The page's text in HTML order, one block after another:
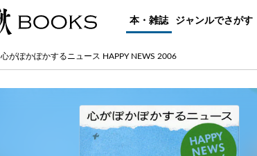
本・雑誌 ジャンルでさがす
心がぽかぽかするニュース HAPPY NEWS 2006